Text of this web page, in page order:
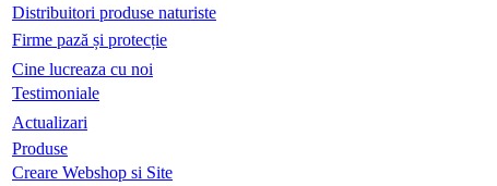
Distribuitori produse naturiste
Firme pază și protecție
Cine lucreaza cu noi
Testimoniale
Actualizari
Produse
Creare Webshop si Site